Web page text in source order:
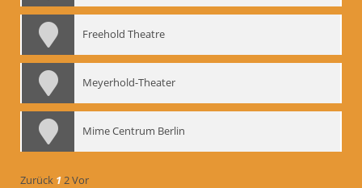
Freehold Theatre
Meyerhold-Theater
Mime Centrum Berlin
Zurück 12Vor